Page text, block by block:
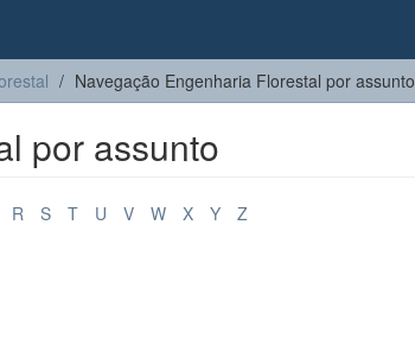
Navegação Engenharia Florestal por assunto
por assunto
R S T U V W X Y Z